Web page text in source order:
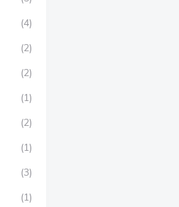
(4)
(2)
(2)
(1)
(2)
(1)
(3)
(1)